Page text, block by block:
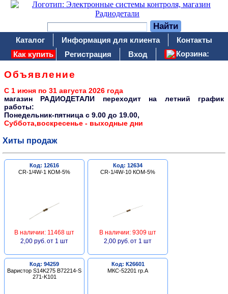
Каталог Информация для клиента
Контакты
Как купить
Регистрация Вход Корзина:
Объявление
С 1 июня по 31 августа 2026 года
магазин РАДИОДЕТАЛИ переходит на летний график
работы:
Понедельник-пятница c 9.00 до 19.00,
Суббота,воскресенье - выходные дни
Хиты продаж
Код: 12616
CR-1/4W-1 КОМ-5%
В наличии: 11468 шт
2,00 руб. от 1 шт
Код: 12634
CR-1/4W-10 КОМ-5%
В наличии: 9309 шт
2,00 руб. от 1 шт
Код: 94259
Варистор S14K275 B72214-S
271-K101
Код: К26601
МКС-52201 гр.А